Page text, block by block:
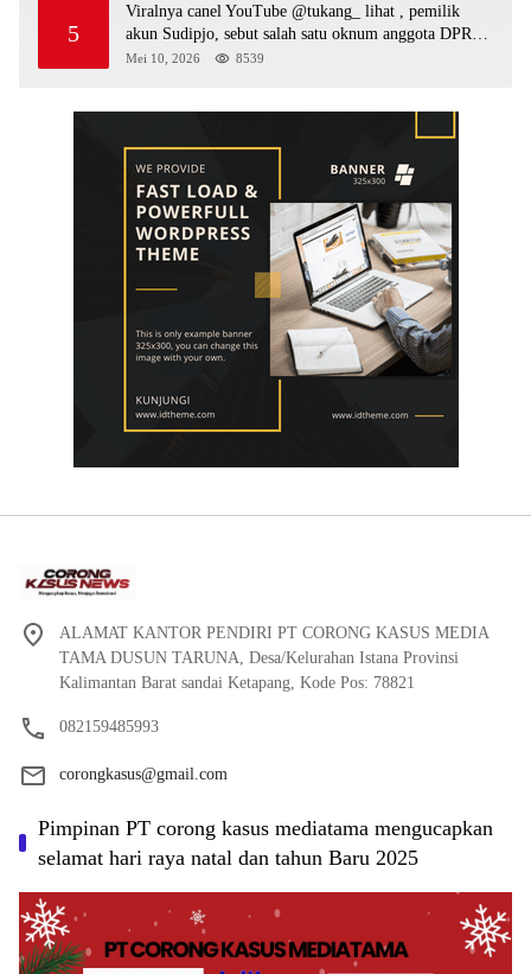
5
Viralnya canel YouTube @tukang_ lihat , pemilik
akun Sudipjo, sebut salah satu oknum anggota DPRD
mempawah terlibat sebagai cukong peti Kapolda yang
Mei 10, 2026 8539
ALAMAT KANTOR PENDIRI PT CORONG KASUS MEDIA
TAMA DUSUN TARUNA, Desa/Kelurahan Istana Provinsi
Kalimantan Barat sandai Ketapang, Kode Pos: 78821
082159485993
corongkasus@gmail.com
Pimpinan PT corong kasus mediatama mengucapkan
selamat hari raya natal dan tahun Baru 2025